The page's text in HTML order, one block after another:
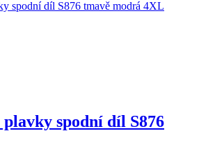
spodní díl S876